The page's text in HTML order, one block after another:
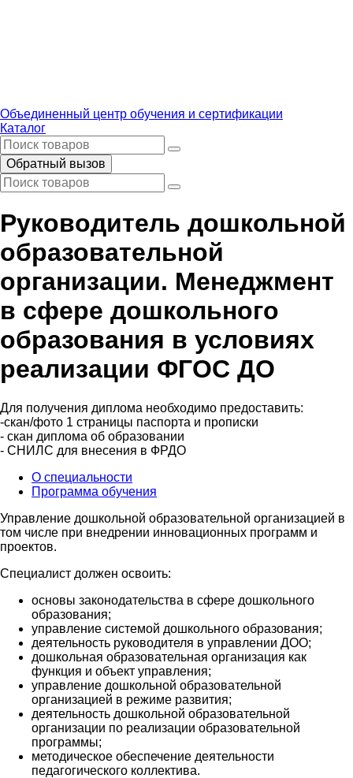
Объединенный центр обучения и сертификации
Каталог
Обратный вызов
Руководитель дошкольной
образовательной
организации. Менеджмент
в сфере дошкольного
образования в условиях
реализации ФГОС ДО
Для получения диплома необходимо предоставить:
-скан/фото 1 страницы паспорта и прописки
- скан диплома об образовании
- СНИЛС для внесения в ФРДО
О специальности
Программа обучения
Управление дошкольной образовательной организацией в
том числе при внедрении инновационных программ и
проектов.
Специалист должен освоить:
основы законодательства в сфере дошкольного
образования;
управление системой дошкольного образования;
деятельность руководителя в управлении ДОО;
дошкольная образовательная организация как
функция и объект управления;
управление дошкольной образовательной
организацией в режиме развития;
деятельность дошкольной образовательной
организации по реализации образовательной
программы;
методическое обеспечение деятельности
педагогического коллектива.